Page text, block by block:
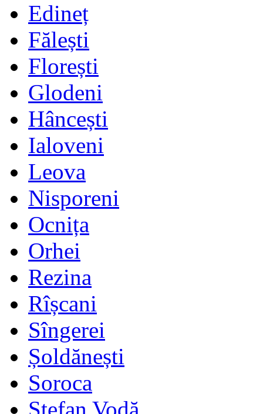
Edineț
Fălești
Florești
Glodeni
Hâncești
Ialoveni
Leova
Nisporeni
Ocnița
Orhei
Rezina
Rîșcani
Sîngerei
Șoldănești
Soroca